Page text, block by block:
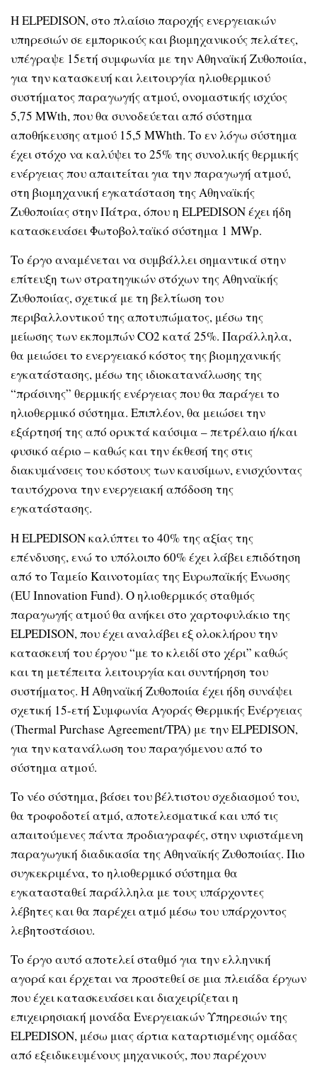
Η ΕLPEDISON, στο πλαίσιο παροχής ενεργειακών
υπηρεσιών σε εμπορικούς και βιομηχανικούς πελάτες,
υπέγραψε 15ετή συμφωνία με την Αθηναϊκή Ζυθοποιία,
για την κατασκευή και λειτουργία ηλιοθερμικού
συστήματος παραγωγής ατμού, ονομαστικής ισχύος
5,75 MWth, που θα συνοδεύεται από σύστημα
αποθήκευσης ατμού 15,5 MWhth. Το εν λόγω σύστημα
έχει στόχο να καλύψει το 25% της συνολικής θερμικής
ενέργειας που απαιτείται για την παραγωγή ατμού,
στη βιομηχανική εγκατάσταση της Αθηναϊκής
Ζυθοποιίας στην Πάτρα, όπου η ELPEDISON έχει ήδη
κατασκευάσει Φωτοβολταϊκό σύστημα 1 MWp.
Το έργο αναμένεται να συμβάλλει σημαντικά στην
επίτευξη των στρατηγικών στόχων της Αθηναϊκής
Ζυθοποιίας, σχετικά με τη βελτίωση του
περιβαλλοντικού της αποτυπώματος, μέσω της
μείωσης των εκπομπών CO2 κατά 25%. Παράλληλα,
θα μειώσει το ενεργειακό κόστος της βιομηχανικής
εγκατάστασης, μέσω της ιδιοκατανάλωσης της
“πράσινης” θερμικής ενέργειας που θα παράγει το
ηλιοθερμικό σύστημα. Επιπλέον, θα μειώσει την
εξάρτησή της από ορυκτά καύσιμα – πετρέλαιο ή/και
φυσικό αέριο – καθώς και την έκθεσή της στις
διακυμάνσεις του κόστους των καυσίμων, ενισχύοντας
ταυτόχρονα την ενεργειακή απόδοση της
εγκατάστασης.
Η ELPEDISON καλύπτει το 40% της αξίας της
επένδυσης, ενώ το υπόλοιπο 60% έχει λάβει επιδότηση
από το Ταμείο Καινοτομίας της Ευρωπαϊκής Ένωσης
(EU Innovation Fund). Ο ηλιοθερμικός σταθμός
παραγωγής ατμού θα ανήκει στο χαρτοφυλάκιο της
ELPEDISON, που έχει αναλάβει εξ ολοκλήρου την
κατασκευή του έργου “με το κλειδί στο χέρι” καθώς
και τη μετέπειτα λειτουργία και συντήρηση του
συστήματος. Η Αθηναϊκή Ζυθοποιία έχει ήδη συνάψει
σχετική 15-ετή Συμφωνία Αγοράς Θερμικής Ενέργειας
(Thermal Purchase Agreement/TPA) με την ELPEDISON,
για την κατανάλωση του παραγόμενου από το
σύστημα ατμού.
Το νέο σύστημα, βάσει του βέλτιστου σχεδιασμού του,
θα τροφοδοτεί ατμό, αποτελεσματικά και υπό τις
απαιτούμενες πάντα προδιαγραφές, στην υφιστάμενη
παραγωγική διαδικασία της Αθηναϊκής Ζυθοποιίας. Πιο
συγκεκριμένα, το ηλιοθερμικό σύστημα θα
εγκατασταθεί παράλληλα με τους υπάρχοντες
λέβητες και θα παρέχει ατμό μέσω του υπάρχοντος
λεβητοστάσιου.
Το έργο αυτό αποτελεί σταθμό για την ελληνική
αγορά και έρχεται να προστεθεί σε μια πλειάδα έργων
που έχει κατασκευάσει και διαχειρίζεται η
επιχειρησιακή μονάδα Ενεργειακών Υπηρεσιών της
ELPEDISON, μέσω μιας άρτια καταρτισμένης ομάδας
από εξειδικευμένους μηχανικούς, που παρέχουν